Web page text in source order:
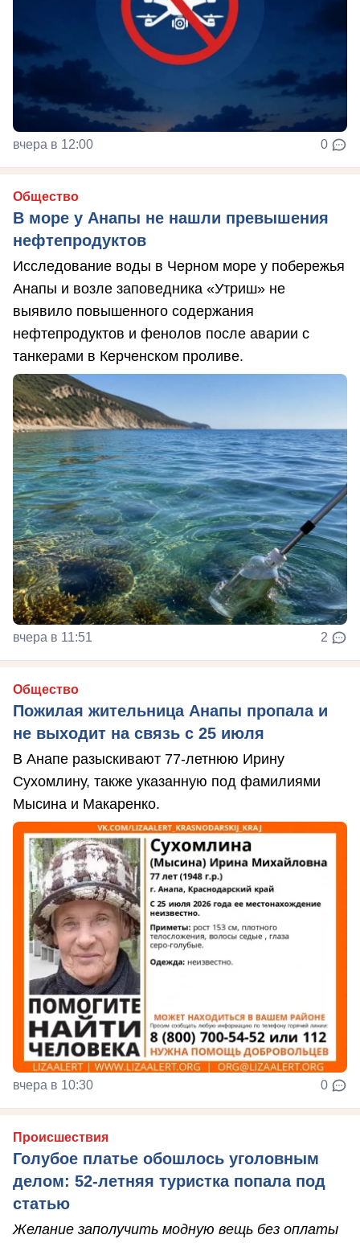
вчера в 12:00 0
Общество
В море у Анапы не нашли превышения
нефтепродуктов
Исследование воды в Черном море у побережья
Анапы и возле заповедника «Утриш» не
выявило повышенного содержания
нефтепродуктов и фенолов после аварии с
танкерами в Керченском проливе.
вчера в 11:51 2
Общество
Пожилая жительница Анапы пропала и
не выходит на связь с 25 июля
В Анапе разыскивают 77-летнюю Ирину
Сухомлину, также указанную под фамилиями
Мысина и Макаренко.
вчера в 10:30 0
Происшествия
Голубое платье обошлось уголовным
делом: 52-летняя туристка попала под
статью
Желание заполучить модную вещь без оплаты